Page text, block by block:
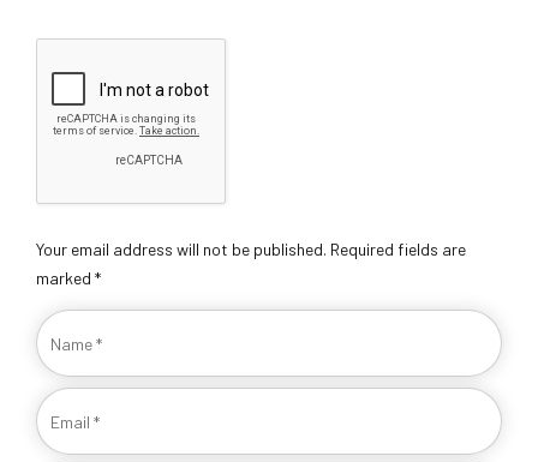
Your email address will not be published. Required fields are
marked *